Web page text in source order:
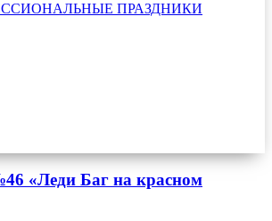
ПРАЗДНИКИ
«Леди Баг на красном